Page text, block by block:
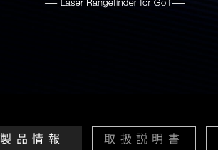
製品情報 取扱説明書